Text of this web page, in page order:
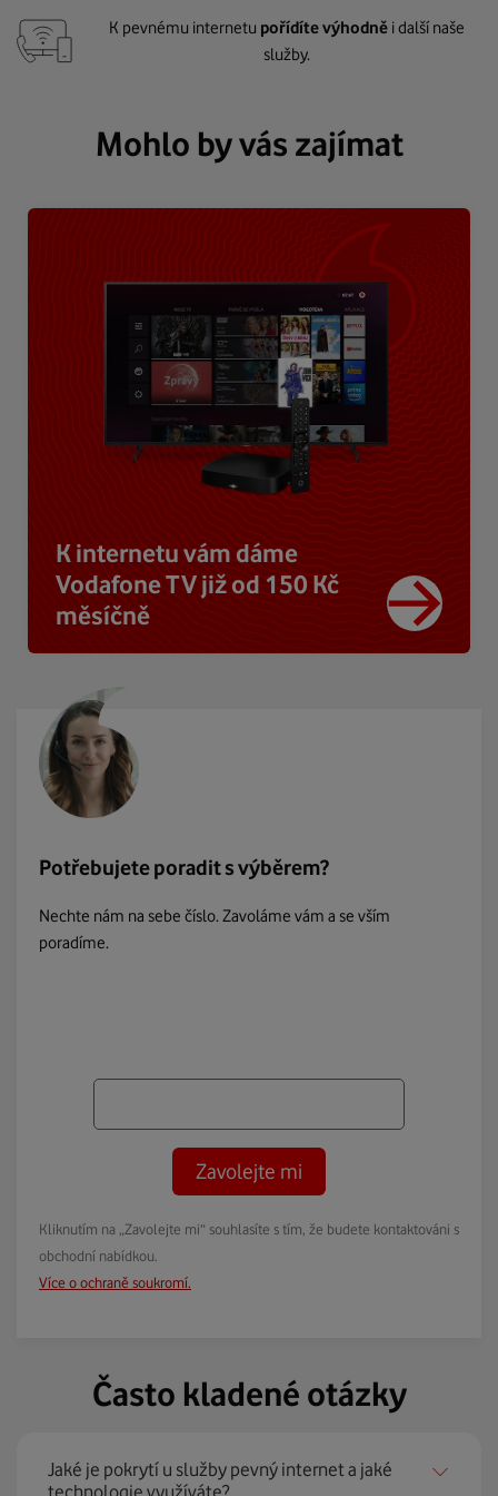
K pevnému internetu pořídíte výhodně i další naše
služby.
Mohlo by vás zajímat
K internetu vám dáme
Vodafone TV již od 150 Kč
měsíčně
Potřebujete poradit s výběrem?
Nechte nám na sebe číslo. Zavoláme vám a se vším
poradíme.
Zavolejte mi
Kliknutím na „Zavolejte mi“ souhlasíte s tím, že budete kontaktováni s
obchodní nabídkou.
Více o ochraně soukromí.
Často kladené otázky
Jaké je pokrytí u služby pevný internet a jaké
technologie využíváte?